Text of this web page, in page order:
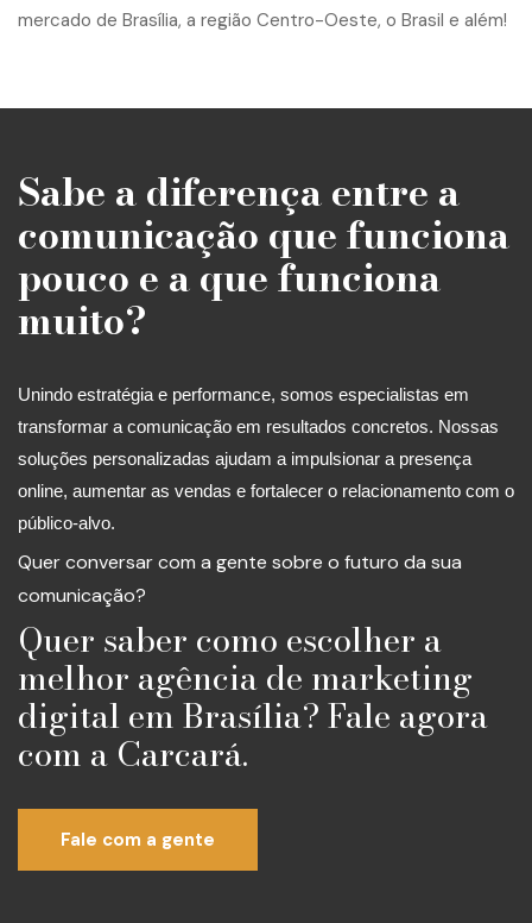
Sabe a diferença entre a
comunicação que funciona
pouco e a que funciona
muito?
Unindo estratégia e performance, somos especialistas em
transformar a comunicação em resultados concretos. Nossas
soluções personalizadas ajudam a impulsionar a presença
online, aumentar as vendas e fortalecer o relacionamento com o
público-alvo.
Quer conversar com a gente sobre o futuro da sua
comunicação?
Quer saber como escolher a
melhor agência de marketing
digital em Brasília? Fale agora
com a Carcará.
Fale com a gente